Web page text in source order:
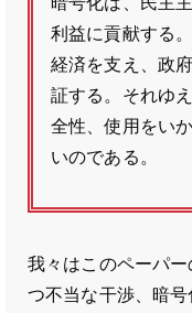
利益に貢献する
経済を支え、政
証する。それゆ
全性、使用をい
いのである。
我々はこのペーパ
つ不当な干渉、暗